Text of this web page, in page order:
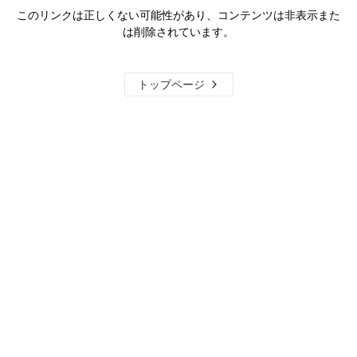
このリンクは正しくない可能性があり、コンテンツは非表示また
は削除されています。
トップページ